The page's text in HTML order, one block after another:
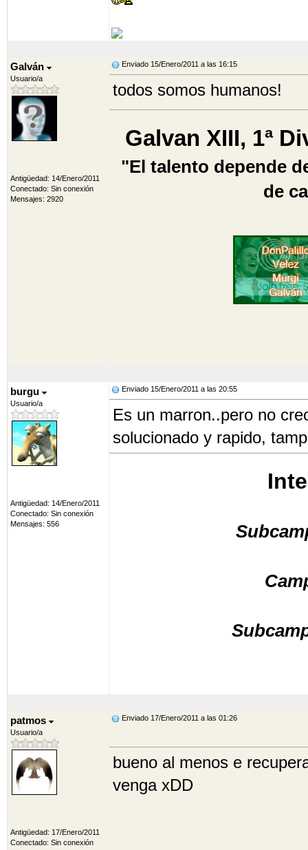
Galván
Usuario/a
Antigüedad: 14/Enero/2011
Conectado: Sin conexión
Mensajes: 2920
Enviado 15/Enero/2011 a las 16:15
todos somos humanos!
Galvan XIII, 1ª
"El talento depende
de
Gamper(2), Homenaje
burgu
Usuario/a
Antigüedad: 14/Enero/2011
Conectado: Sin conexión
Mensajes: 556
Enviado 15/Enero/2011 a las 20:55
Es un marron..pero no
solucionado y rapido,
patmos
Usuario/a
Antigüedad: 17/Enero/2011
Conectado: Sin conexión
Enviado 17/Enero/2011 a las 01:26
bueno al menos e
venga xDD